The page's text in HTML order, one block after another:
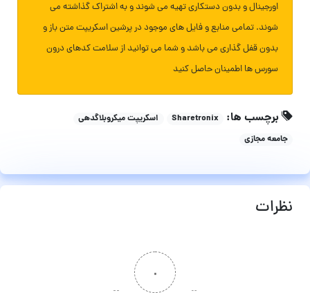
اورجینال و بدون دستکاری تهیه می شوند و به اشتراک گذاشته می
شوند. تمامی منابع و فایل های موجود در پرشین اسکریپت متن باز و
بدون قفل گذاری می باشد و شما می توانید از سلامت کدهای درون
سورس ها اطمینان حاصل کنید
برچسب ها: Sharetronix
اسکریپت میکروبلاگدهی
جامعه مجازی
نظرات
۰